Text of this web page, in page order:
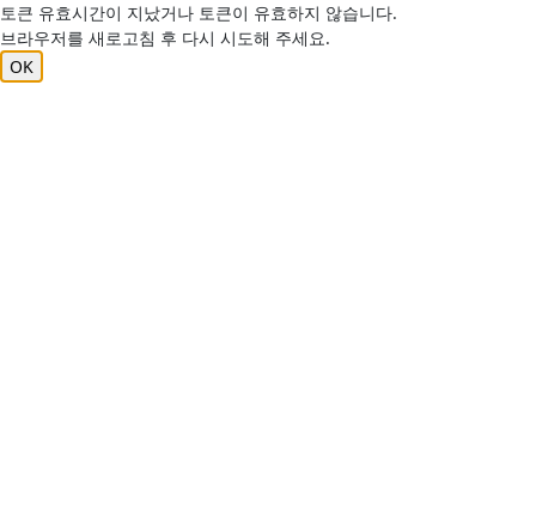
토큰 유효시간이 지났거나 토큰이 유효하지 않습니다.
브라우저를 새로고침 후 다시 시도해 주세요.
OK